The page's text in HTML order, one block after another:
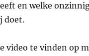
en welke
doet.
video te vinden op